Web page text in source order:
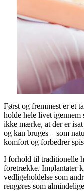
Først og fremmest er et
holde hele livet igennem
ikke mærke, at der er
og kan bruges – som
komfort og forbedrer
I forhold til traditionelle
foretrække. Implantater
vedligeholdelse som
rengøres som